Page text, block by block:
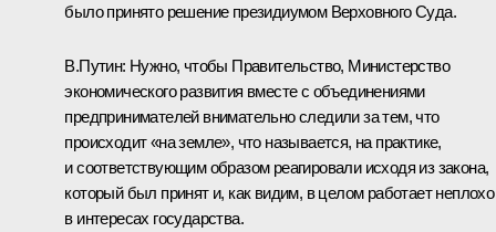
было принято решение президиумом Верховного Суда.
В.Путин: Нужно, чтобы Правительство, Министерство
экономического развития вместе с объединениями
предпринимателей внимательно следили за тем, что
происходит «на земле», что называется, на практике,
и соответствующим образом реагировали исходя из закона,
который был принят и, как видим, в целом работает неплохо
в интересах государства.